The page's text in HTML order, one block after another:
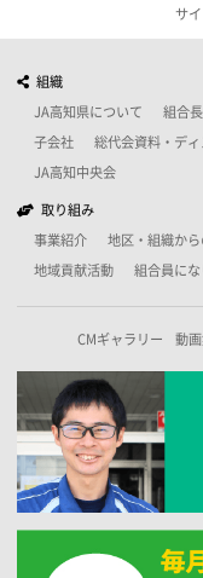
サ
組織
JA高知県について 組合
子会社 総代会資料・デ
JA高知中央会
取り組み
事業紹介 地区・組織か
地域貢献活動 組合員に
CMギャラリー 動